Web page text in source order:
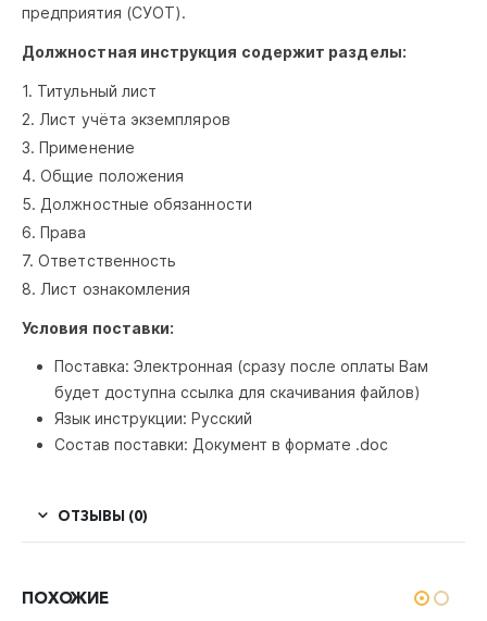
предприятия (СУОТ).
Должностная инструкция содержит разделы:
1. Титульный лист
2. Лист учёта экземпляров
3. Применение
4. Общие положения
5. Должностные обязанности
6. Права
7. Ответственность
8. Лист ознакомления
Условия поставки:
Поставка: Электронная (сразу после оплаты Вам
будет доступна ссылка для скачивания файлов)
Язык инструкции: Русский
Состав поставки: Документ в формате .doc
ОТЗЫВЫ (0)
ПОХОЖИЕ